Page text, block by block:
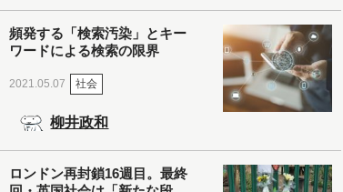
頻発する「検索汚染」とキー
ワードによる検索の限界
2021.05.07 社会
柳井政和
ロンドン再封鎖16週目。最終